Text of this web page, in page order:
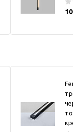
10